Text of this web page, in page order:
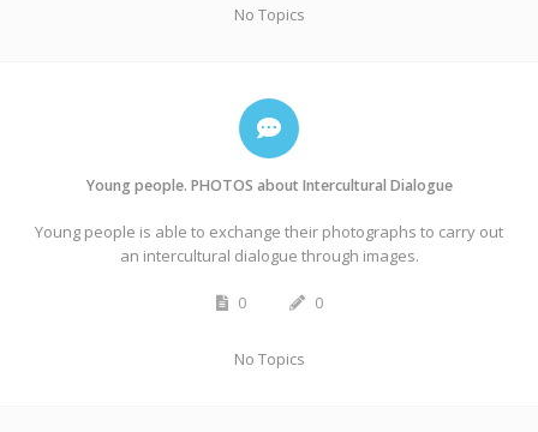
No Topics
Young people. PHOTOS about Intercultural Dialogue
Young people is able to exchange their photographs to carry out
an intercultural dialogue through images.
0 0
No Topics